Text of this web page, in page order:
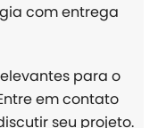
com entrega
para o
em contato
seu projeto.